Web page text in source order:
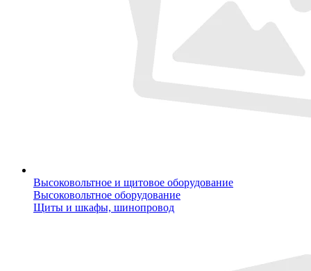
Высоковольтное и щитовое оборудование
Высоковольтное оборудование
Щиты и шкафы, шинопровод